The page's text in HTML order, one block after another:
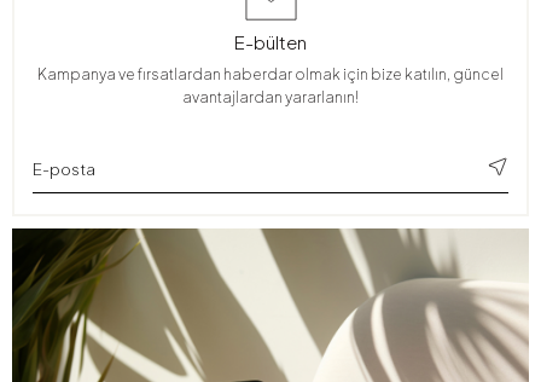
E-bülten
Kampanya ve fırsatlardan haberdar olmak için bize katılın, güncel
avantajlardan yararlanın!